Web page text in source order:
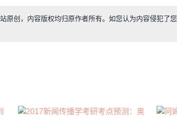
原创，内容版权均归原作者所有。如您认为内容侵犯了您